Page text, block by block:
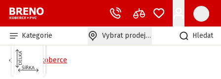
Kategorie Vybrat prodejnu Hledat
Bytové koberce